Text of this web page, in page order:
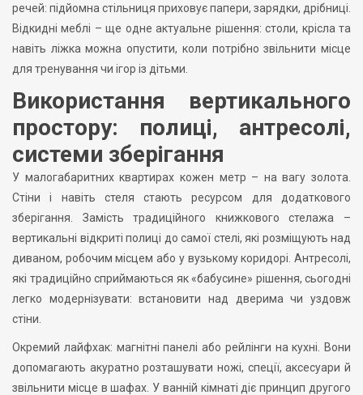
речей: підйомна стільниця приховує папери, зарядки, дрібниці.
Відкидні меблі – ще одне актуальне рішення: столи, крісла та
навіть ліжка можна опустити, коли потрібно звільнити місце
для тренування чи ігор із дітьми.
Використання вертикального
простору: полиці, антресолі,
системи зберігання
У малогабаритних квартирах кожен метр – на вагу золота.
Стіни і навіть стеля стають ресурсом для додаткового
зберігання. Замість традиційного книжкового стелажа –
вертикальні відкриті полиці до самої стелі, які розміщують над
диваном, робочим місцем або у вузькому коридорі. Антресолі,
які традиційно сприймаються як «бабусине» рішення, сьогодні
легко модернізувати: встановити над дверима чи уздовж
стіни.
Окремий лайфхак: магнітні панелі або рейлінги на кухні. Вони
допомагають акуратно розташувати ножі, спеції, аксесуари й
звільнити місце в шафах. У ванній кімнаті діє принцип другого